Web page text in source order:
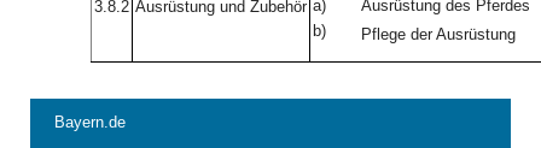
3.8.2 Ausrüstung und Zubehör a)
Ausrüstung des Pferdes
b)
Pflege der Ausrüstung
Bayern.de